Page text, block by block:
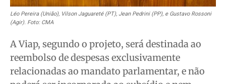
Termos de Uso
Privacidade
Termos de Uso
Privacidade
Termos de Uso
Privacidade
Termos de Uso
Privacidade
Léo Pereira (União), Vilson Jaguareté (PT), Jean Pedrini (PP), e Gustavo Rossoni
(Agir). Foto: CMA
A Viap, segundo o projeto, será destinada ao
reembolso de despesas exclusivamente
relacionadas ao mandato parlamentar, e não